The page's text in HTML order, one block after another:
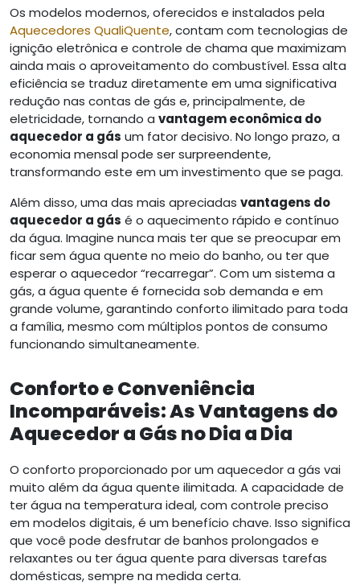
Os modelos modernos, oferecidos e instalados pela
Aquecedores QualiQuente, contam com tecnologias de
ignição eletrônica e controle de chama que maximizam
ainda mais o aproveitamento do combustível. Essa alta
eficiência se traduz diretamente em uma significativa
redução nas contas de gás e, principalmente, de
eletricidade, tornando a vantagem econômica do
aquecedor a gás um fator decisivo. No longo prazo, a
economia mensal pode ser surpreendente,
transformando este em um investimento que se paga.
Além disso, uma das mais apreciadas vantagens do
aquecedor a gás é o aquecimento rápido e contínuo
da água. Imagine nunca mais ter que se preocupar em
ficar sem água quente no meio do banho, ou ter que
esperar o aquecedor “recarregar”. Com um sistema a
gás, a água quente é fornecida sob demanda e em
grande volume, garantindo conforto ilimitado para toda
a família, mesmo com múltiplos pontos de consumo
funcionando simultaneamente.
Conforto e Conveniência
Incomparáveis: As Vantagens do
Aquecedor a Gás no Dia a Dia
O conforto proporcionado por um aquecedor a gás vai
muito além da água quente ilimitada. A capacidade de
ter água na temperatura ideal, com controle preciso
em modelos digitais, é um benefício chave. Isso significa
que você pode desfrutar de banhos prolongados e
relaxantes ou ter água quente para diversas tarefas
domésticas, sempre na medida certa.